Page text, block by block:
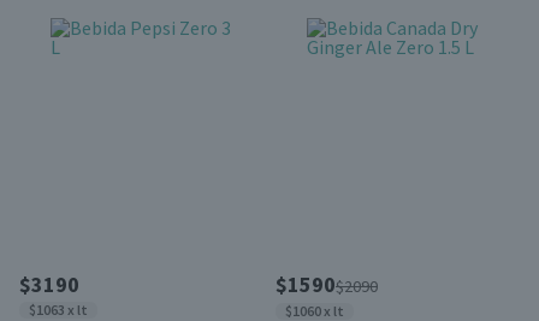
$3190
$1063 x lt
$1590$2090
$1060 x lt